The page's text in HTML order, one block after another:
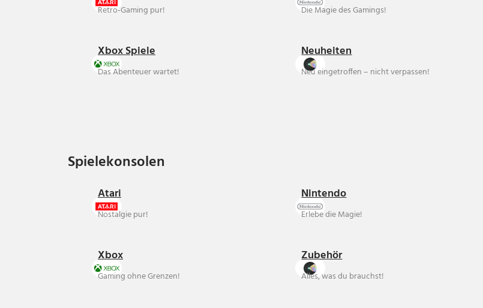
Retro-Gaming pur! Die Magie des Gamings!
Xbox Spiele
Das Abenteuer wartet!
Neuheiten
Neu eingetroffen – nicht verpassen!
Spielekonsolen
Atari
Nostalgie pur!
Nintendo
Erlebe die Magie!
Xbox
Gaming ohne Grenzen!
Zubehör
Alles, was du brauchst!